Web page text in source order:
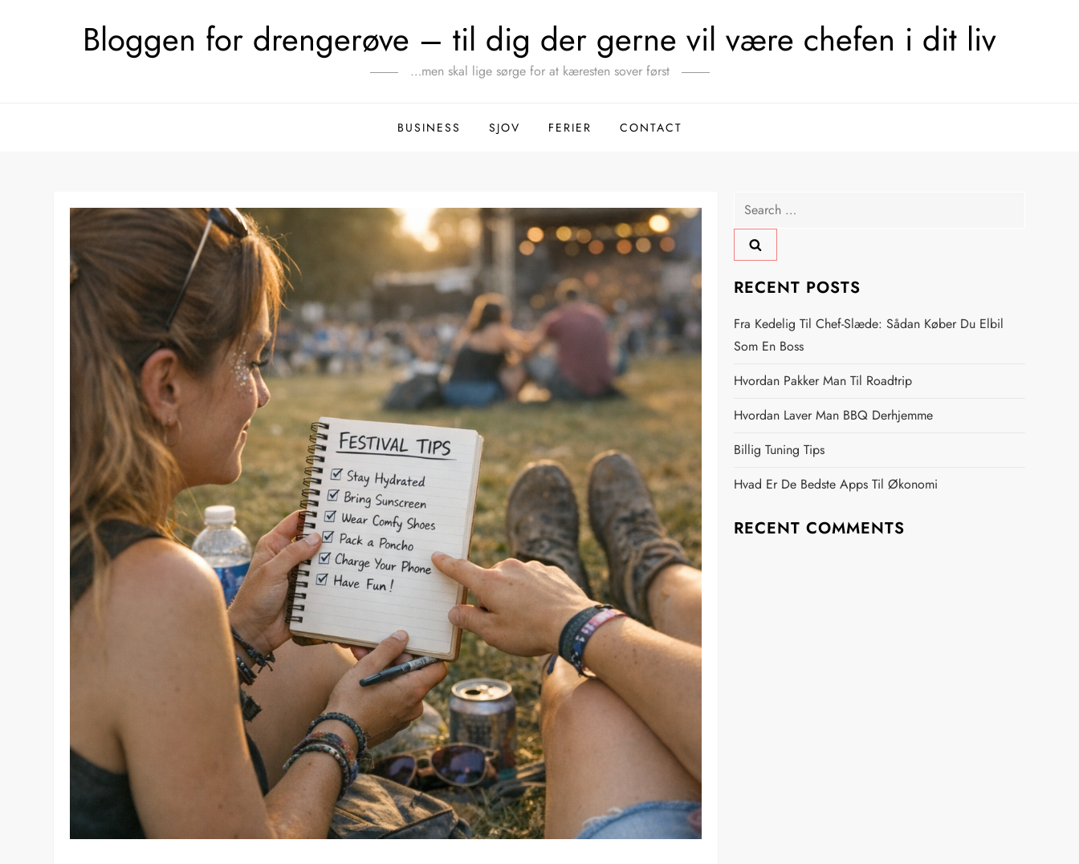
Bloggen for drengerøve – til dig der gerne vil være chefen i dit liv
…men skal lige sørge for at kæresten sover først
BUSINESS SJOV FERIER CONTACT
Search
for:
RECENT POSTS
Fra Kedelig Til Chef-Slæde: Sådan Køber Du Elbil
Som En Boss
Hvordan Pakker Man Til Roadtrip
Hvordan Laver Man BBQ Derhjemme
Billig Tuning Tips
Hvad Er De Bedste Apps Til Økonomi
RECENT COMMENTS